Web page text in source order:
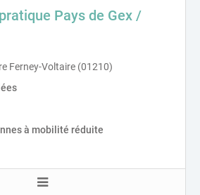
Pays de Gex /
Ferney-Voltaire (01210)
à mobilité réduite